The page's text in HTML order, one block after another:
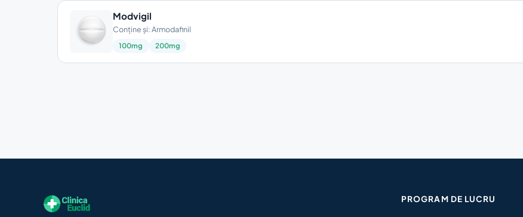
Modvigil
Conține și: Armodafinil
100mg 200mg
PROGRAM DE LUCRU